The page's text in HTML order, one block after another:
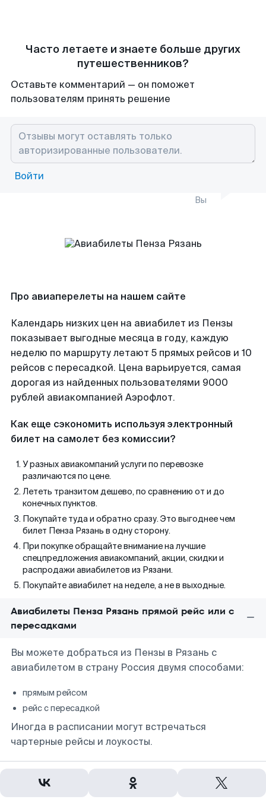
Часто летаете и знаете больше других
путешественников?
Оставьте комментарий — он поможет
пользователям принять решение
Войти
Вы
Про авиаперелеты на нашем сайте
Календарь низких цен на авиабилет из Пензы
показывает выгодные месяца в году, каждую
неделю по маршруту летают 5 прямых рейсов и 10
рейсов с пересадкой. Цена варьируется, самая
дорогая из найденных пользователями 9000
рублей авиакомпанией Аэрофлот.
Как еще сэкономить используя электронный
билет на самолет без комиссии?
У разных авиакомпаний услуги по перевозке
различаются по цене.
Лететь транзитом дешево, по сравнению от и до
конечных пунктов.
Покупайте туда и обратно сразу. Это выгоднее чем
билет Пенза Рязань в одну сторону.
При покупке обращайте внимание на лучшие
спецпредложения авиакомпаний, акции, скидки и
распродажи авиабилетов из Рязани.
Покупайте авиабилет на неделе, а не в выходные.
Авиабилеты Пенза Рязань прямой рейс или с
пересадками
Вы можете добраться из Пензы в Рязань с
авиабилетом в страну Россия двумя способами:
прямым рейсом
рейс с пересадкой
Иногда в расписании могут встречаться
чартерные рейсы и лоукосты.